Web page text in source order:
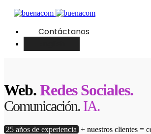
Contáctanos
Web.Redes Sociales.
Comunicación. IA.
25 años de experiencia + nuestros clientes =